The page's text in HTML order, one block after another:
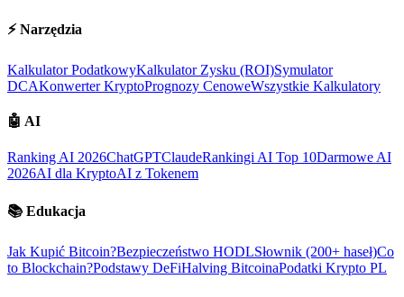
⚡ Narzędzia
Kalkulator PodatkowyKalkulator Zysku (ROI)Symulator
DCAKonwerter KryptoPrognozy CenoweWszystkie Kalkulatory
🤖 AI
Ranking AI 2026ChatGPTClaudeRankingi AI Top 10Darmowe AI
2026AI dla KryptoAI z Tokenem
📚 Edukacja
Jak Kupić Bitcoin?Bezpieczeństwo HODLSłownik (200+ haseł)Co
to Blockchain?Podstawy DeFiHalving BitcoinaPodatki Krypto PL